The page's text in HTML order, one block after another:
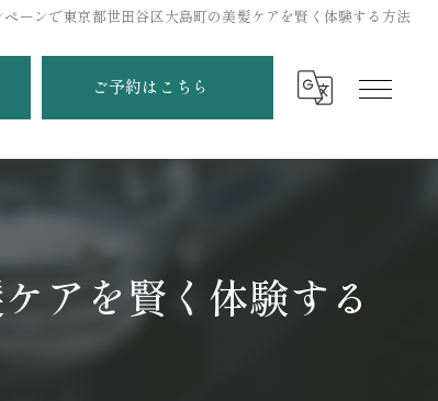
ーンで東京都世田谷区大島町の美髪ケアを賢く体験する方法
ご予約はこちら
アを賢く体験する